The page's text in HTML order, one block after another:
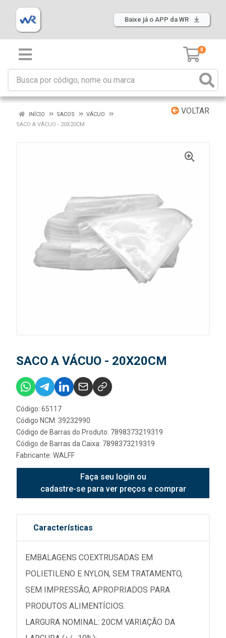
Baixe já o APP da WR
0
VOLTAR
INÍCIO SACOS
VÁCUO
SACO A VÁCUO - 20X20CM
SACO A VÁCUO - 20X20CM
Código: 65117
Código NCM: 39232990
Código de Barras do Produto: 7898373219319
Código de Barras da Caixa: 7898373219319
Fabricante: WALFF
Faça seu login ou
cadastre-se para ver preços e comprar
Características
EMBALAGENS COEXTRUSADAS EM
POLIETILENO E NYLON, SEM TRATAMENTO,
SEM IMPRESSÃO, APROPRIADOS PARA
PRODUTOS ALIMENTÍCIOS.
LARGURA NOMINAL: 20CM VARIAÇÃO DA